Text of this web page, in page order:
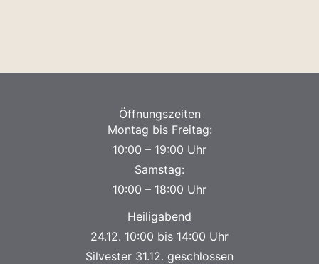
Öffnungszeiten
Montag bis Freitag:
10:00 – 19:00 Uhr
Samstag:
10:00 – 18:00 Uhr
Heiligabend
24.12. 10:00 bis 14:00 Uhr
Silvester 31.12. geschlossen